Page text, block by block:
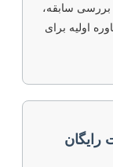
سابقه،
برای